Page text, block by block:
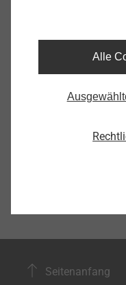
57319 Bad
Seitenanfang
Alle